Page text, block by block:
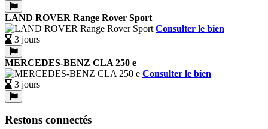
LAND ROVER Range Rover Sport
Consulter le bien
3 jours
MERCEDES-BENZ CLA 250 e
Consulter le bien
3 jours
Restons connectés